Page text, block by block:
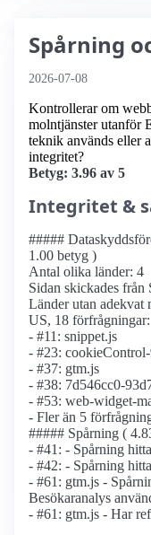
Spårning
2026-07-08
Kontrollerar om
molntjänster utanför
teknik används eller
integritet?
Betyg: 3.96 av 5
Integritet &
#####
1.00 betyg )
Antal olika länder: 4
Sidan skickades från
Länder utan adekvat
US, 18 förfrågningar:
- #11: snippet.js
- #23:
- #37: gtm.js
- #38: 7d546cc0-
- #53: web-widget-
- Fler än 5
##### Spårning (
- #41: - Spårning
- #42: - Spårning
- #61: gtm.js -
Besökaranalys
- #61: gtm.js - Har